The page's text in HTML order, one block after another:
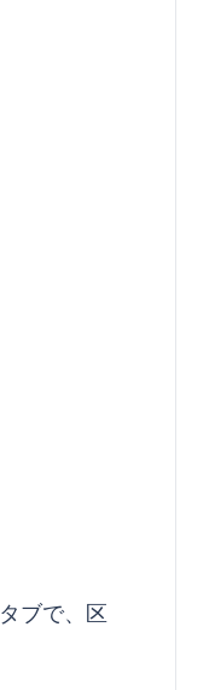
タブで、区